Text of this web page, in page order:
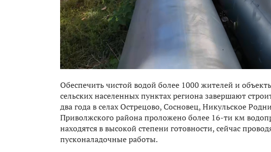
Обеспечить чистой водой более 1000 жителей и
сельских населенных пунктах региона завершают
два года в селах Острецово, Сосновец, Никульское
Приволжского района проложено более 16-ти км
находятся в высокой степени готовности, сейчас
пусконаладочные работы.